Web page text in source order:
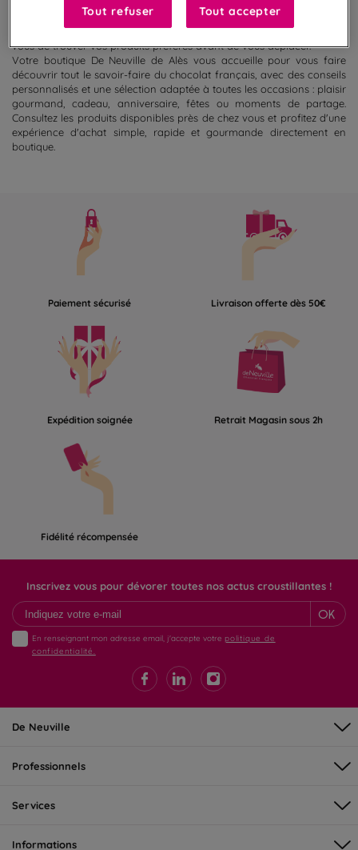
créations gourmandes prêtes à être dégustées ou offertes. Grâce à
la consultation des disponibilités, préparez votre visite et assurez-
vous de trouver vos produits préférés avant de vous déplacer.
Votre boutique De Neuville de Alès vous accueille pour vous faire
découvrir tout le savoir-faire du chocolat français, avec des conseils
personnalisés et une sélection adaptée à toutes les occasions : plaisir
gourmand, cadeau, anniversaire, fêtes ou moments de partage.
Consultez les produits disponibles près de chez vous et profitez d'une
expérience d'achat simple, rapide et gourmande directement en
boutique.
Paiement sécurisé Livraison offerte dès 50€
Expédition soignée Retrait Magasin sous 2h
Fidélité récompensée
Inscrivez vous pour dévorer toutes nos actus croustillantes !
OK
En renseignant mon adresse email, j'accepte votre politique de
confidentialité.
De Neuville
Professionnels
Services
Informations
Tout refuser Tout accepter